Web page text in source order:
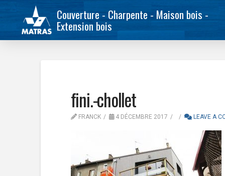
Couverture - Charpente - Maison bois -
Extension bois
fini.-chollet
FRANCK 4 DÉCEMBRE 2017 LEAVE A